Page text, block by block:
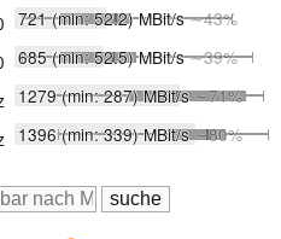
721(min: 52.2)MBit/s∼43%
685(min: 52.5)MBit/s∼39%
1279(min: 287)MBit/s∼71%
1396(min: 339)MBit/s∼80%